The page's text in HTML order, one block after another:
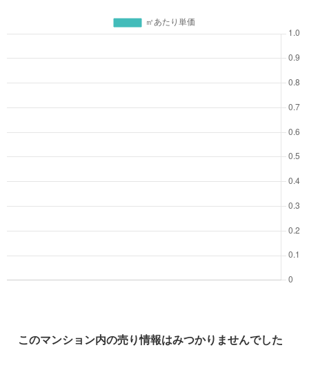
このマンション内の売り情報はみつかりませんでした